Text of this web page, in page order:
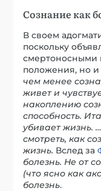
Сознание как
В своем
поскольку
смертоносными
положения, но и
чем менее
живет и
накоплению
способность.
убивает жизнь. …
смотреть, как
жизнь. Вслед за
болезнь. Не от
(что ясно как
болезнь.